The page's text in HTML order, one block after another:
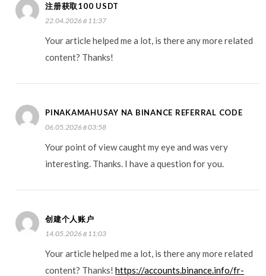
注册获取100 USDT
22.04.2026 в 11:37
Your article helped me a lot, is there any more related
content? Thanks!
PINAKAMAHUSAY NA BINANCE REFERRAL CODE
06.05.2026 в 03:58
Your point of view caught my eye and was very
interesting. Thanks. I have a question for you.
创建个人账户
14.05.2026 в 11:03
Your article helped me a lot, is there any more related
content? Thanks!https://accounts.binance.info/fr-